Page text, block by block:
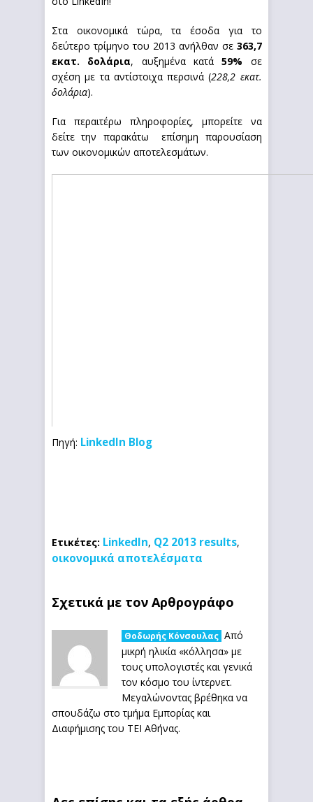
Στα οικονομικά τώρα, τα έσοδα για το
δεύτερο τρίμηνο του 2013 ανήλθαν σε 363,7
εκατ. δολάρια, αυξημένα κατά59% σε
σχέση με τα αντίστοιχα περσινά (228,2 εκατ.
δολάρια).
Για περαιτέρω πληροφορίες, μπορείτε να
δείτε την παρακάτω επίσημη παρουσίαση
των οικονομικών αποτελεσμάτων.
Πηγή: LinkedIn Blog
Ετικέτες: LinkedIn, Q2 2013 results,
οικονομικά αποτελέσματα
Σχετικά με τον Αρθρογράφο
Θοδωρής Κόνσουλας Από
μικρή ηλικία «κόλλησα» με
τους υπολογιστές και γενικά
τον κόσμο του ίντερνετ.
Μεγαλώνοντας βρέθηκα να
σπουδάζω στο τμήμα Εμπορίας και
Διαφήμισης του ΤΕΙ Αθήνας.